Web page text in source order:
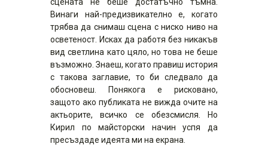
сцената не беше достатъчно тъмна.
Винаги най-предизвикателно е, когато
трябва да снимаш сцена с ниско ниво на
осветеност. Исках да работя без никакъв
вид светлина като цяло, но това не беше
възможно. Знаеш, когато правиш история
с такова заглавие, то би следвало да
обосновеш. Понякога е рисковано,
защото ако публиката не вижда очите на
актьорите, всичко се обезсмисля. Но
Кирил по майсторски начин успя да
пресъздаде идеята ми на екрана.